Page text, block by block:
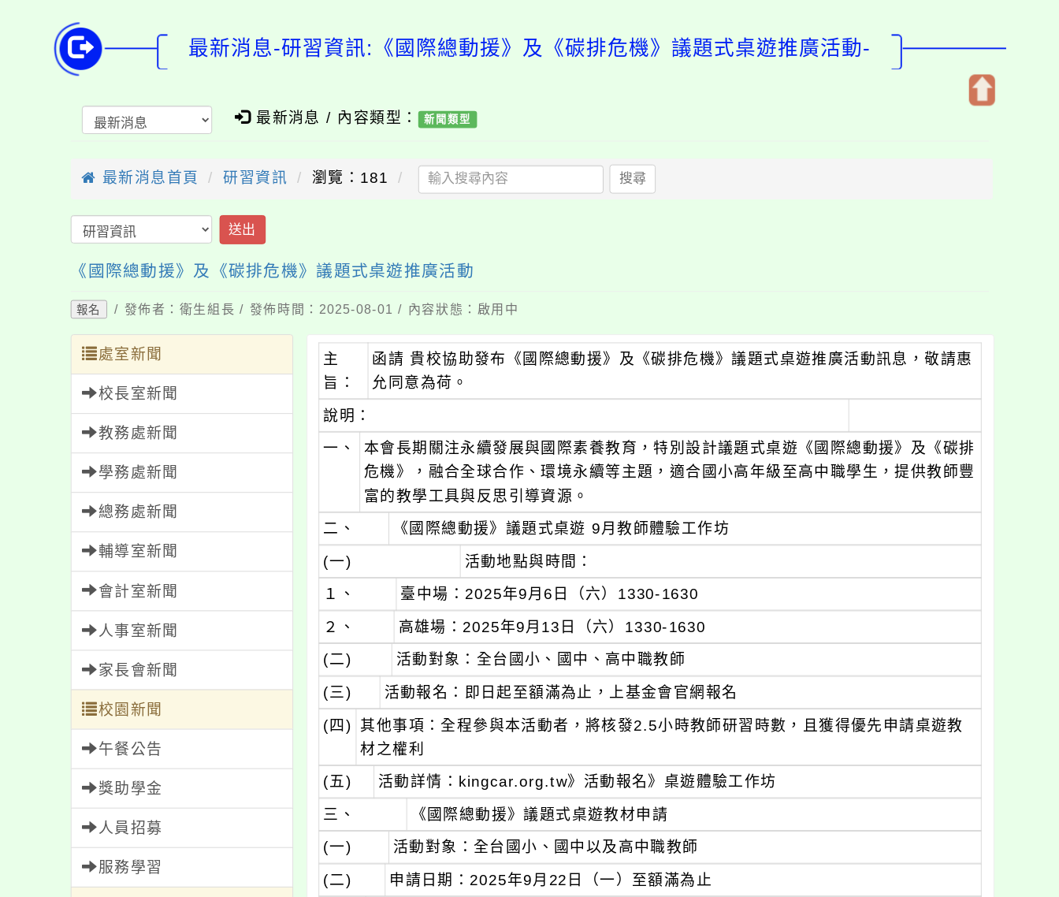
最新消息-研習資訊:《國際總動援》及《碳排危機》議題式桌遊推廣活動-
最新消息 / 內容類型： 新聞類型
最新消息首頁 研習資訊 瀏覽：181 搜尋
送出
《國際總動援》及《碳排危機》議題式桌遊推廣活動
報名 / 發佈者：衛生組長 / 發佈時間：2025-08-01 / 內容狀態：啟用中
處室新聞
校長室新聞
教務處新聞
學務處新聞
總務處新聞
輔導室新聞
會計室新聞
人事室新聞
家長會新聞
校園新聞
午餐公告
獎助學金
人員招募
服務學習
主
旨：
函請 貴校協助發布《國際總動援》及《碳排危機》議題式桌遊推廣活動訊息，敬請惠
允同意為荷。
說明：
一、
本會長期關注永續發展與國際素養教育，特別設計議題式桌遊《國際總動援》及《碳排
危機》，融合全球合作、環境永續等主題，適合國小高年級至高中職學生，提供教師豐
富的教學工具與反思引導資源。
二、
《國際總動援》議題式桌遊 9月教師體驗工作坊
(一)
活動地點與時間：
１、
臺中場：2025年9月6日（六）1330-1630
２、
高雄場：2025年9月13日（六）1330-1630
(二)
活動對象：全台國小、國中、高中職教師
(三)
活動報名：即日起至額滿為止，上基金會官網報名
(四)
其他事項：全程參與本活動者，將核發2.5小時教師研習時數，且獲得優先申請桌遊教
材之權利
(五) 活動詳情：kingcar.org.tw》活動報名》桌遊體驗工作坊
三、
《國際總動援》議題式桌遊教材申請
(一)
活動對象：全台國小、國中以及高中職教師
(二)
申請日期：2025年9月22日（一）至額滿為止